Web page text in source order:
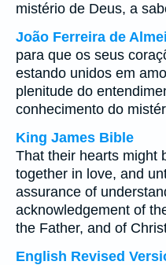
mistério de Deus, a
João Ferreira de
para que os seus
estando unidos em
plenitude do
conhecimento do
King James Bible
That their hearts might
together in love, and
assurance of
acknowledgement of
the Father, and of
English Revised